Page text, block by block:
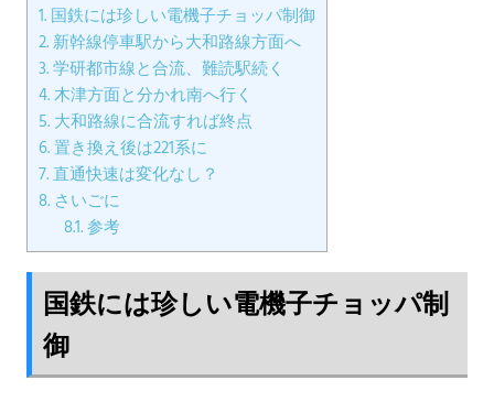
1. 国鉄には珍しい電機子チョッパ制御
2.新幹線停車駅から大和路線方面へ
3.学研都市線と合流、難読駅続く
4.木津方面と分かれ南へ行く
5. 大和路線に合流すれば終点
6.置き換え後は221系に
7.直通快速は変化なし？
8. さいごに
8.1.参考
国鉄には珍しい電機子チョッパ制
御